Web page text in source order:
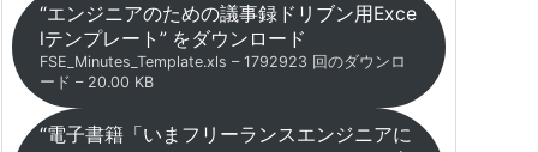
“エンジニアのための議事録ドリブン用Exce
lテンプレート” をダウンロード
FSE_Minutes_Template.xls – 1792923 回のダウンロ
ード – 20.00 KB
“電子書籍「いまフリーランスエンジニアに